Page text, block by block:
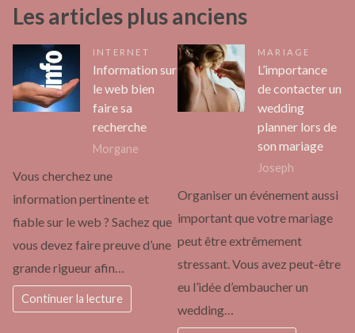
Les articles plus anciens
INTERNET
Information sur
le web bien
faire sa
recherche
Morgane
Vous cherchez une
information pertinente et
fiable sur le web ? Sachez que
vous devez faire preuve d’une
grande rigueur afin…
Continuer la lecture
MARIAGE
L’importance
de contacter un
wedding
planner lors de
son mariage
Joseph
Organiser un événement aussi
important que votre mariage
peut être extrêmement
stressant. Vous avez peut-être
eu l’idée d’embaucher un
wedding…